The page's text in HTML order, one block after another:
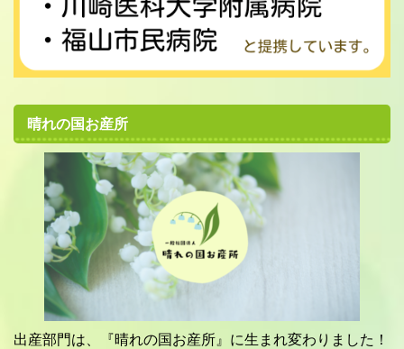
晴れの国お産所
出産部門は、『晴れの国お産所』に生まれ変わりました！